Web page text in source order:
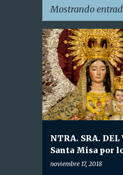
Mostrando
E
n
t
r
a
d
NTRA. SRA. DEL
Santa Misa por
Hermanos
noviembre 17, 2018
HDAD. NTRA. SRA. DEL